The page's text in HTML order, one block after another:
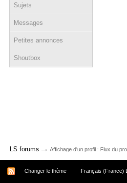
Sujets
Messages
Petites annonces
Shoutbox
LS forums → Affichage d'un profil : Flux du
Changer le thème Français (France)